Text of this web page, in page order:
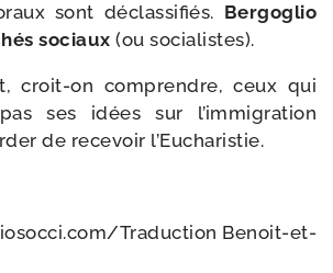
sont déclas­si­fiés. Bergoglio
sociaux (ou socialistes).
croit-​on com­prendre, ceux qui
ses idées sur l’im­mi­gra­tion
de rece­voir l’Eucharistie.
​T​r​a​d​u​c​t​ion Benoit-et-